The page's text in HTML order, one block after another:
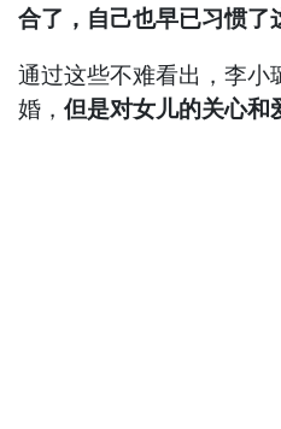
合了，自己也早已习惯了
通过这些不难看出，李小
婚，但是对女儿的关心和